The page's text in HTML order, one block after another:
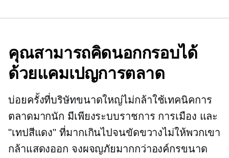
คุณสามารถคิดนอกกรอบได้
ด้วยแคมเปญการตลาด
บ่อยครั้งที่บริษัทขนาดใหญ่ไม่กล้าใช้เทคนิคการ
ตลาดมากนัก มีเพียงระบบราชการ การเมือง และ
"เทปสีแดง" ที่มากเกินไปจนขัดขวางไม่ให้พวกเขา
กล้าแสดงออก จงผจญภัยมากกว่าองค์กรขนาด